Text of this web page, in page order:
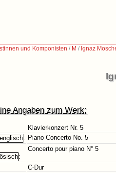
und Komponisten / M / Ignaz
Angaben zum Werk:
Klavierkonzert Nr. 5
: Piano Concerto No. 5
:
Concerto pour piano N° 5
C-Dur